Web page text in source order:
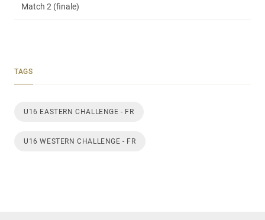
Match 2 (finale)
TAGS
U16 EASTERN CHALLENGE - FR
U16 WESTERN CHALLENGE - FR